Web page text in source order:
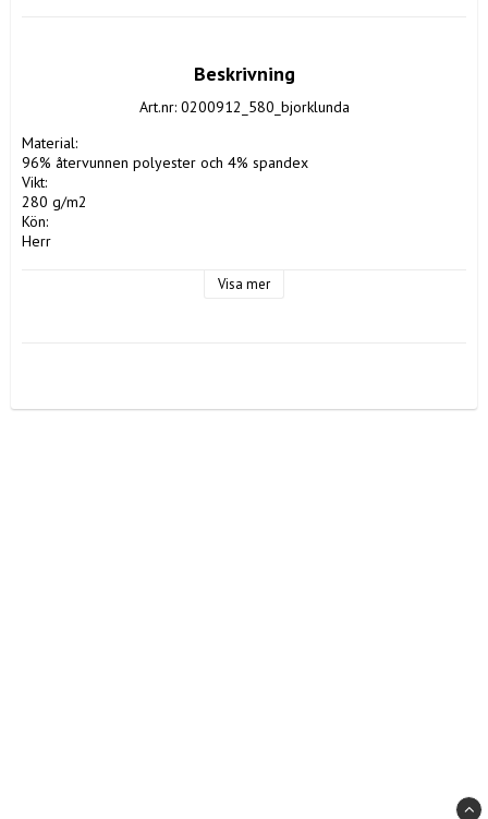
Beskrivning
Art.nr: 0200912_580_bjorklunda
Material:
96% återvunnen polyester och 4% spandex
Vikt:
280 g/m2
Kön:
Herr
Visa mer